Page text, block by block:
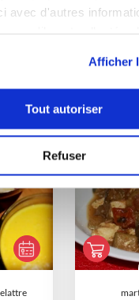
avec d'autres
Afficher
Tout autoriser
Refuser
la